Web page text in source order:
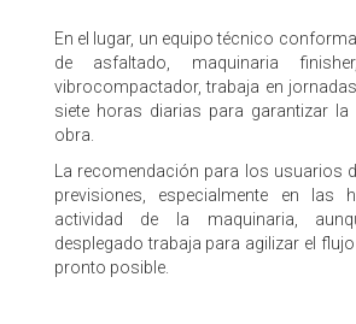
En el lugar, un equipo técnico
de asfaltado, maquinaria
vibrocompactador, trabaja en
siete horas diarias para garantizar la
obra.
La recomendación para los usuarios
previsiones, especialmente en las
actividad de la maquinaria,
desplegado trabaja para agilizar el
pronto posible.